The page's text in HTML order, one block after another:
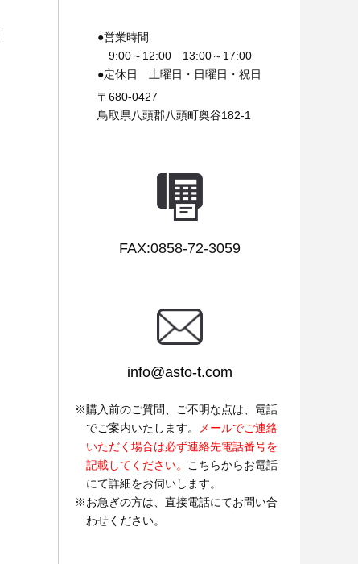
●営業時間
9:00～12:00 13:00～17:00
●定休日
土曜日・日曜日・祝日
〒680-0427
鳥取県八頭郡八頭町奥谷182-1
FAX:0858-72-3059
info@asto-t.com
購入前のご質問、ご不明な点は、電話
でご案内いたします。
メールでご連絡
いただく場合は必ず連絡先電話番号を
記載してください。
こちらからお電話
にて詳細をお伺いします。
お急ぎの方は、直接電話にてお問い合
わせください。